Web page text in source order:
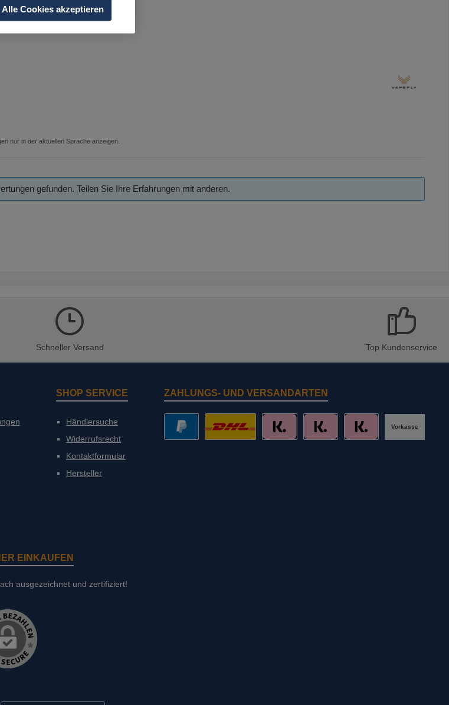
nur in der aktuellen Sprache anzeigen.
gefunden. Teilen Sie Ihre Erfahrungen mit anderen.
Schneller Versand Top Kundenservice
SHOP SERVICE
Händlersuche
Widerrufsrecht
Kontaktformular
Hersteller
ZAHLUNGS- UND VERSANDARTEN
Vorkasse
EINKAUFEN
ausgezeichnet und zertifiziert!
Alle Cookies akzeptieren